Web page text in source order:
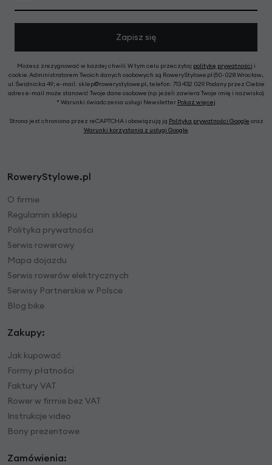
Zapisz się
Możesz zrezygnować w każdej chwili. W tym celu przeczytaj politykę prywatności i
cookie. Administratorem Twoich danych osobowych są RoweryStylowe.pl (50-028 Wrocław,
ul. Świdnicka 49; e-mail: sklep@rowerystylowe.pl, telefon: 713 432 029. Podany przez Ciebie
adres e-mail może stanowić Twoje dane osobowe (np. jeżeli zawiera Twoje imię i nazwisko).
* Warunki świadczenia usługi Newsletter Pokaż więcej
Strona jest chroniona przez reCAPTCHA i obowiązują ją Polityka prywatności Google oraz
Warunki korzystania z usługi Google.
RoweryStylowe.pl
O firmie
Regulamin sklepu
Polityka prywatności
Serwis rowerowy
Mapa dojazdu
Serwis rowerów elektrycznych
Serwisy Partnerskie w Polsce
Blog bike
Zakupy:
Jak kupować
Formy płatności
Faktury VAT
Rower w firmie bez VAT
Instrukcje video
Bony prezentowe
Zamówienia: